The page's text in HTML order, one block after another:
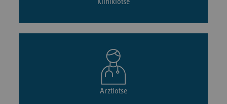
Arztlotse